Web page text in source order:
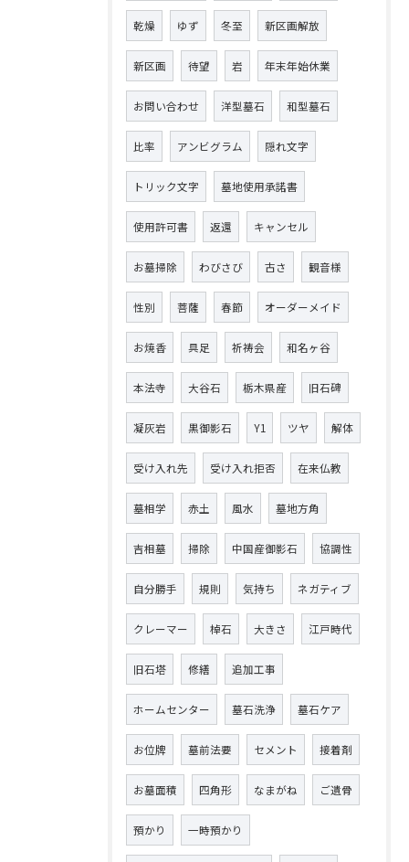
乾燥 ゆず 冬至 新区画解放
新区画 待望 岩 年末年始休業
お問い合わせ 洋型墓石 和型墓石
比率 アンビグラム 隠れ文字
トリック文字 墓地使用承諾書
使用許可書 返還 キャンセル
お墓掃除 わびさび 古さ 観音様
性別 菩薩 春節 オーダーメイド
お焼香 具足 祈祷会 和名ヶ谷
本法寺 大谷石 栃木県産 旧石碑
凝灰岩 黒御影石 Y1 ツヤ 解体
受け入れ先 受け入れ拒否 在来仏教
墓相学 赤土 風水 墓地方角
吉相墓 掃除 中国産御影石 協調性
自分勝手 規則 気持ち ネガティブ
クレーマー 棹石 大きさ 江戸時代
旧石塔 修繕 追加工事
ホームセンター 墓石洗浄 墓石ケア
お位牌 墓前法要 セメント 接着剤
お墓面積 四角形 なまがね ご遺骨
預かり 一時預かり